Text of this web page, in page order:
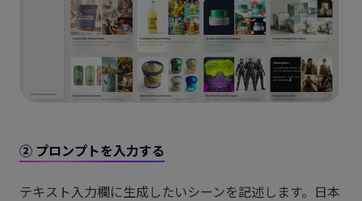
② プロンプトを入力する
テキスト入力欄に生成したいシーンを記述します。日本